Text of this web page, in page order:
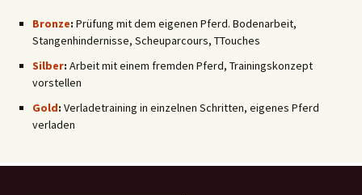
Bronze: Prüfung mit dem eigenen Pferd. Bodenarbeit,
Stangenhindernisse, Scheuparcours, TTouches
Silber: Arbeit mit einem fremden Pferd, Trainingskonzept
vorstellen
Gold: Verladetraining in einzelnen Schritten, eigenes Pferd
verladen